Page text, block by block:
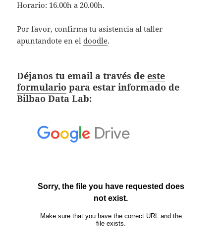
Horario: 16.00h a 20.00h.
Por favor, confirma tu asistencia al taller
apuntandote en eldoodle.
Déjanos tu email a través deeste
formulario para estar informado de
Bilbao Data Lab: